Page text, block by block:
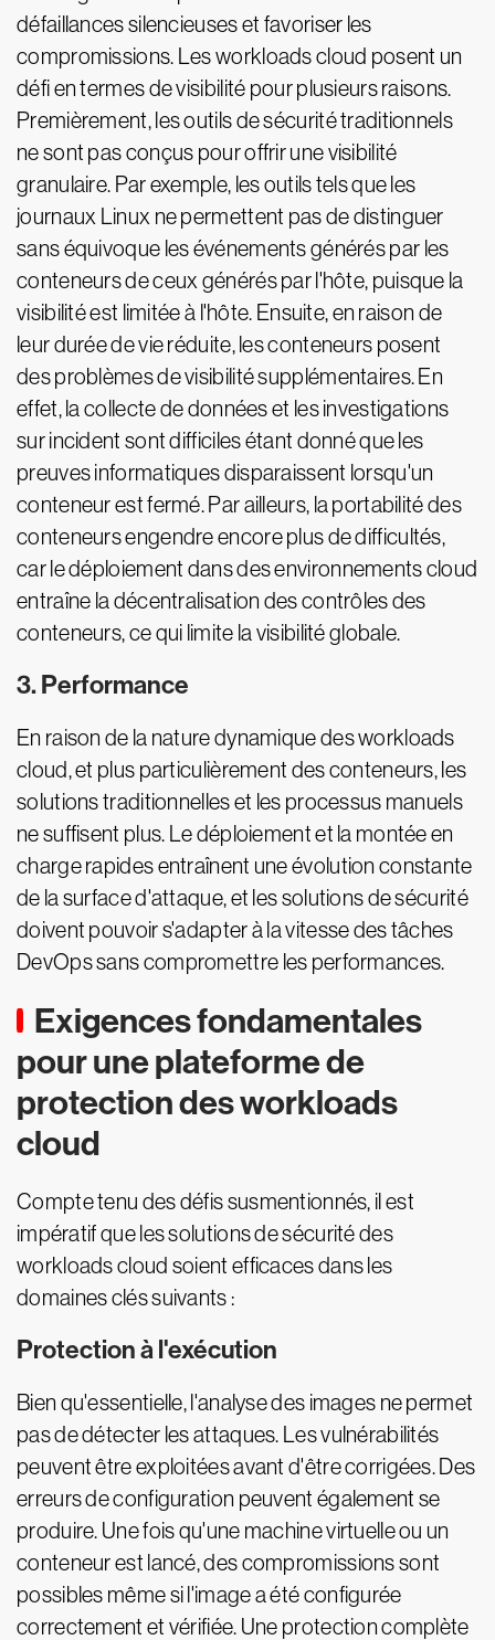
défaillances silencieuses et favoriser les
compromissions. Les workloads cloud posent un
défi en termes de visibilité pour plusieurs raisons.
Premièrement, les outils de sécurité traditionnels
ne sont pas conçus pour offrir une visibilité
granulaire. Par exemple, les outils tels que les
journaux Linux ne permettent pas de distinguer
sans équivoque les événements générés par les
conteneurs de ceux générés par l'hôte, puisque la
visibilité est limitée à l'hôte. Ensuite, en raison de
leur durée de vie réduite, les conteneurs posent
des problèmes de visibilité supplémentaires. En
effet, la collecte de données et les investigations
sur incident sont difficiles étant donné que les
preuves informatiques disparaissent lorsqu'un
conteneur est fermé. Par ailleurs, la portabilité des
conteneurs engendre encore plus de difficultés,
car le déploiement dans des environnements cloud
entraîne la décentralisation des contrôles des
conteneurs, ce qui limite la visibilité globale.
3. Performance
En raison de la nature dynamique des workloads
cloud, et plus particulièrement des conteneurs, les
solutions traditionnelles et les processus manuels
ne suffisent plus. Le déploiement et la montée en
charge rapides entraînent une évolution constante
de la surface d'attaque, et les solutions de sécurité
doivent pouvoir s'adapter à la vitesse des tâches
DevOps sans compromettre les performances.
Exigences fondamentales
pour une plateforme de
protection des workloads
cloud
Compte tenu des défis susmentionnés, il est
impératif que les solutions de sécurité des
workloads cloud soient efficaces dans les
domaines clés suivants :
Protection à l'exécution
Bien qu'essentielle, l'analyse des images ne permet
pas de détecter les attaques. Les vulnérabilités
peuvent être exploitées avant d'être corrigées. Des
erreurs de configuration peuvent également se
produire. Une fois qu'une machine virtuelle ou un
conteneur est lancé, des compromissions sont
possibles même si l'image a été configurée
correctement et vérifiée. Une protection complète